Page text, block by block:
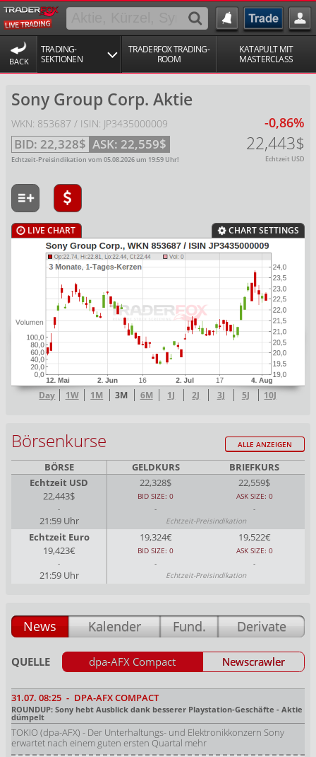
BACK
TRADING-
SEKTIONEN
TRADERFOX TRADING-
ROOM
KATAPULT MIT
MASTERCLASS
Sony Group Corp. Aktie
WKN: 853687 / ISIN: JP3435000009
BID: 22,328$ ASK: 22,559$
Echtzeit-Preisindikation vom 05.08.2026um 19:59 Uhr!
-0,86%
22,443$
Echtzeit USD
LIVE CHART CHART SETTINGS
Day 1W 1M 3M 6M 1J 2J 3J 5J 10J
Börsenkurse ALLE ANZEIGEN
BÖRSE GELDKURS
BRIEFKURS
Echtzeit USD
22,328$
22,559$
22,443$
BID SIZE: 0
ASK SIZE: 0
-
- -
21:59 Uhr Echtzeit-Preisindikation
Echtzeit Euro 19,324€
19,522€
19,423€
BID SIZE: 0
ASK SIZE: 0
-
- -
21:59 Uhr Echtzeit-Preisindikation
News Kalender Fund. Derivate
QUELLE dpa-AFX Compact Newscrawler
31.07. 08:25 - DPA-AFX COMPACT
ROUNDUP: Sony hebt Ausblick dank besserer Playstation-Geschäfte - Aktie
dümpelt
TOKIO (dpa-AFX) - Der Unterhaltungs- und Elektronikkonzern Sony
erwartet nach einem guten ersten Quartal mehr